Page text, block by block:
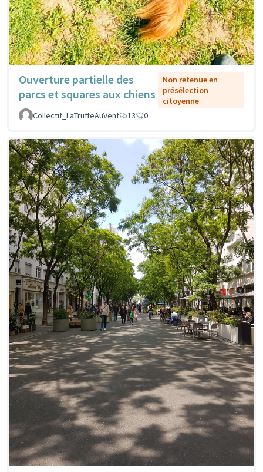
Ouverture partielle des
parcs et squares aux chiens
Non retenue en
présélection
citoyenne
Collectif_LaTruffeAuVent
13 0